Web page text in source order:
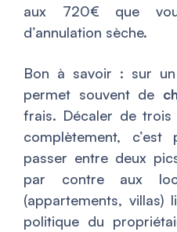
aux 720€ que
d’annulation sèche.
Bon à savoir : sur
permet souvent de
frais. Décaler de trois
complètement,
passer entre deux
par contre aux
(appartements, villas)
politique du